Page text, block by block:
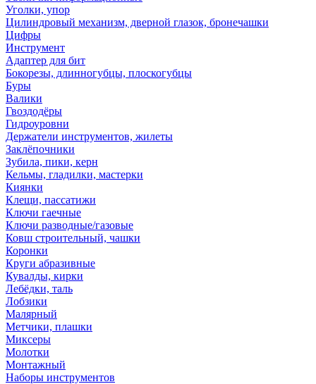
Уголки, упор
Цилиндровый механизм, дверной глазок, бронечашки
Цифры
Инструмент
Адаптер для бит
Бокорезы, длинногубцы, плоскогубцы
Буры
Валики
Гвоздодёры
Гидроуровни
Держатели инструментов, жилеты
Заклёпочники
Зубила, пики, керн
Кельмы, гладилки, мастерки
Киянки
Клещи, пассатижи
Ключи гаечные
Ключи разводные/газовые
Ковш строительный, чашки
Коронки
Круги абразивные
Кувалды, кирки
Лебёдки, таль
Лобзики
Малярный
Метчики, плашки
Миксеры
Молотки
Монтажный
Наборы инструментов